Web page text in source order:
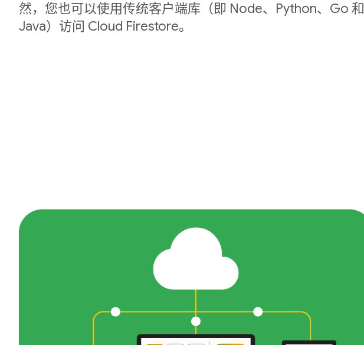
然，您也可以使用传统客户端库（即 Node、Python、Go 和
Java）访问 Cloud Firestore。